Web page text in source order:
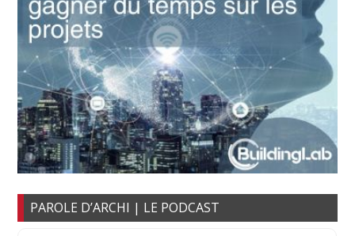
PAROLE D’ARCHI | LE PODCAST